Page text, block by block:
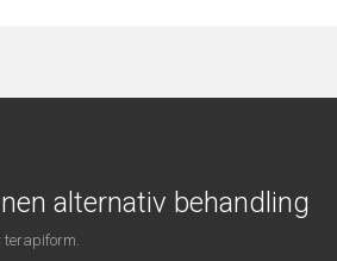
alternativ behandling
terapiform.